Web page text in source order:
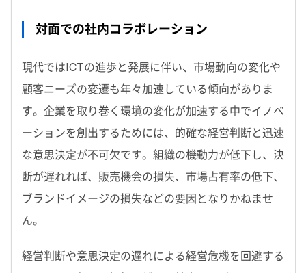
対面での社内コラボレーション
現代ではICTの進歩と発展に伴い、市場動向の変化や
顧客ニーズの変遷も年々加速している傾向がありま
す。企業を取り巻く環境の変化が加速する中でイノベ
ーションを創出するためには、的確な経営判断と迅速
な意思決定が不可欠です。組織の機動力が低下し、決
断が遅れれば、販売機会の損失、市場占有率の低下、
ブランドイメージの損失などの要因となりかねませ
ん。
経営判断や意思決定の遅れによる経営危機を回避する